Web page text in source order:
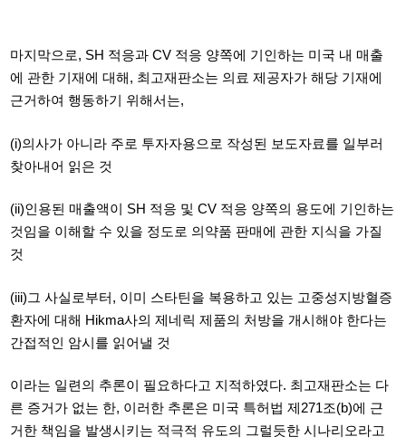
마지막으로, SH 적응과CV 적응 양쪽에 기인하는 미국 내 매출
에 관한 기재에 대해, 최고재판소는 의료 제공자가 해당 기재에
근거하여 행동하기 위해서는,
(i)의사가 아니라 주로 투자자용으로 작성된 보도자료를 일부러
찾아내어 읽은 것
(ii)인용된 매출액이 SH 적응 및CV 적응 양쪽의 용도에 기인하는
것임을 이해할 수 있을 정도로 의약품 판매에 관한 지식을 가질
것
(iii)그 사실로부터, 이미 스타틴을 복용하고 있는 고중성지방혈증
환자에 대해 Hikma사의 제네릭 제품의 처방을 개시해야 한다는
간접적인 암시를 읽어낼 것
이라는 일련의 추론이 필요하다고 지적하였다. 최고재판소는 다
른 증거가 없는 한, 이러한 추론은 미국 특허법 제271조(b)에 근
거한 책임을 발생시키는 적극적 유도의 그럴듯한 시나리오라고